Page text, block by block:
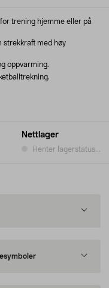
Nettlager
Henter lagerstatus...
trening hjemme eller på
strekkraft med høy
oppvarming.